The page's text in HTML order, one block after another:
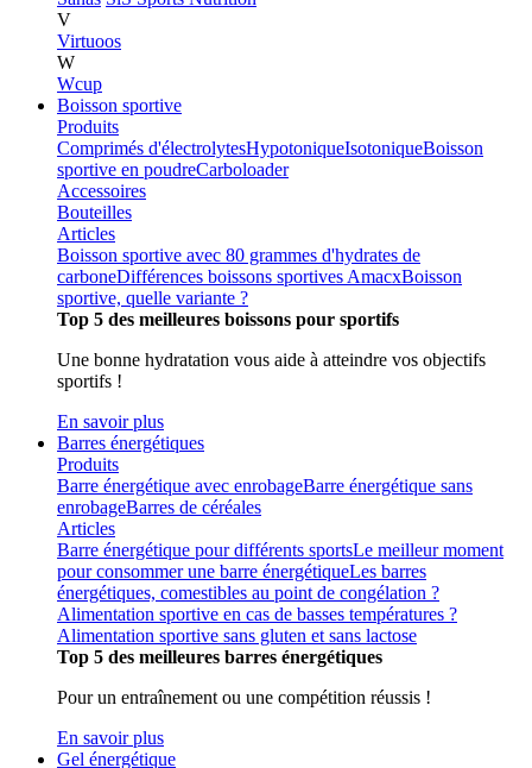
V
Virtuoos
W
Wcup
Boisson sportive
Produits
Comprimés d'électrolytesHypotoniqueIsotoniqueBoisson
sportive en poudreCarboloader
Accessoires
Bouteilles
Articles
Boisson sportive avec 80 grammes d'hydrates de
carboneDifférences boissons sportives AmacxBoisson
sportive, quelle variante ?
Top 5 des meilleures boissons pour sportifs
Une bonne hydratation vous aide à atteindre vos objectifs
sportifs !
En savoir plus
Barres énergétiques
Produits
Barre énergétique avec enrobageBarre énergétique sans
enrobageBarres de céréales
Articles
Barre énergétique pour différents sportsLe meilleur moment
pour consommer une barre énergétiqueLes barres
énergétiques, comestibles au point de congélation ?
Alimentation sportive en cas de basses températures ?
Alimentation sportive sans gluten et sans lactose
Top 5 des meilleures barres énergétiques
Pour un entraînement ou une compétition réussis !
En savoir plus
Gel énergétique